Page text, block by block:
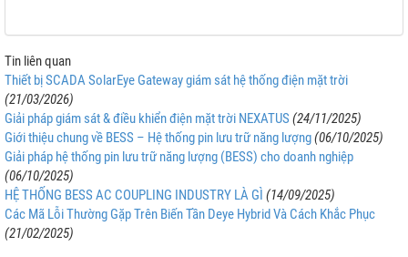
Tin liên quan
Thiết bị SCADA SolarEye Gateway giám sát hệ thống điện mặt trời
(21/03/2026)
Giải pháp giám sát & điều khiển điện mặt trời NEXATUS (24/11/2025)
Giới thiệu chung về BESS – Hệ thống pin lưu trữ năng lượng(06/10/2025)
Giải pháp hệ thống pin lưu trữ năng lượng (BESS) cho doanh nghiệp
(06/10/2025)
HỆ THỐNG BESS AC COUPLING INDUSTRY LÀ GÌ (14/09/2025)
Các Mã Lỗi Thường Gặp Trên Biến Tần Deye Hybrid Và Cách Khắc Phục
(21/02/2025)